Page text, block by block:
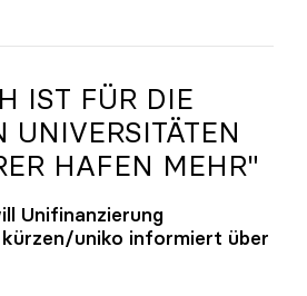
sich zu demonstrieren lohnt
IST FÜR DIE
UNIVERSITÄTEN
HAFEN MEHR"
Unifinanzierung
uniko informiert über